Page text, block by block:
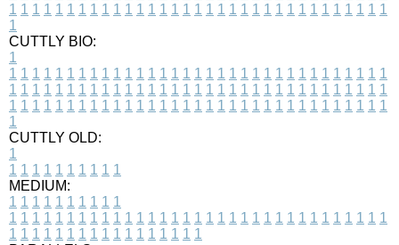
1 1 1 1 1 1 1 1 1 1 1 1 1 1 1 1 1 1 1 1 1 1 1 1 1 1 1 1 1 1 1 1 1
1
CUTTLY BIO:
1
1 1 1 1 1 1 1 1 1 1 1 1 1 1 1 1 1 1 1 1 1 1 1 1 1 1 1 1 1 1 1 1 1
1 1 1 1 1 1 1 1 1 1 1 1 1 1 1 1 1 1 1 1 1 1 1 1 1 1 1 1 1 1 1 1 1
1 1 1 1 1 1 1 1 1 1 1 1 1 1 1 1 1 1 1 1 1 1 1 1 1 1 1 1 1 1 1 1 1
1
CUTTLY OLD:
1
1 1 1 1 1 1 1 1 1 1
MEDIUM:
1 1 1 1 1 1 1 1 1 1
1 1 1 1 1 1 1 1 1 1 1 1 1 1 1 1 1 1 1 1 1 1 1 1 1 1 1 1 1 1 1 1 1
1 1 1 1 1 1 1 1 1 1 1 1 1 1 1 1 1